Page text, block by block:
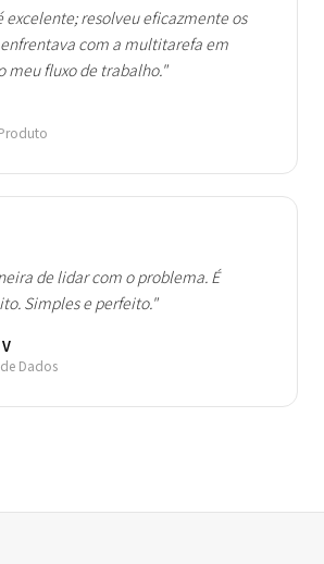
excelente; resolveu eficazmente os
com a multitarefa em
meu fluxo de trabalho."
de lidar com o problema. É
Simples e perfeito."
Dados